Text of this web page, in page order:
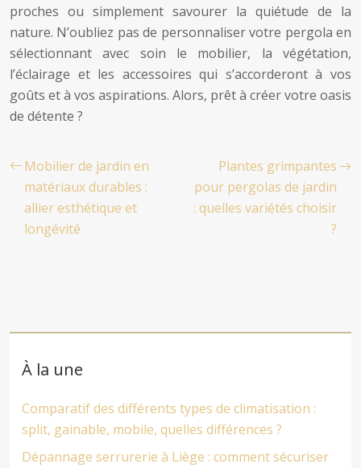
proches ou simplement savourer la quiétude de la
nature. N’oubliez pas de personnaliser votre pergola en
sélectionnant avec soin le mobilier, la végétation,
l’éclairage et les accessoires qui s’accorderont à vos
goûts et à vos aspirations. Alors, prêt à créer votre oasis
de détente ?
Mobilier de jardin en
matériaux durables :
allier esthétique et
longévité
Plantes grimpantes
pour pergolas de jardin
: quelles variétés choisir
?
À la une
Comparatif des différents types de climatisation :
split, gainable, mobile, quelles différences ?
Dépannage serrurerie à Liège : comment sécuriser